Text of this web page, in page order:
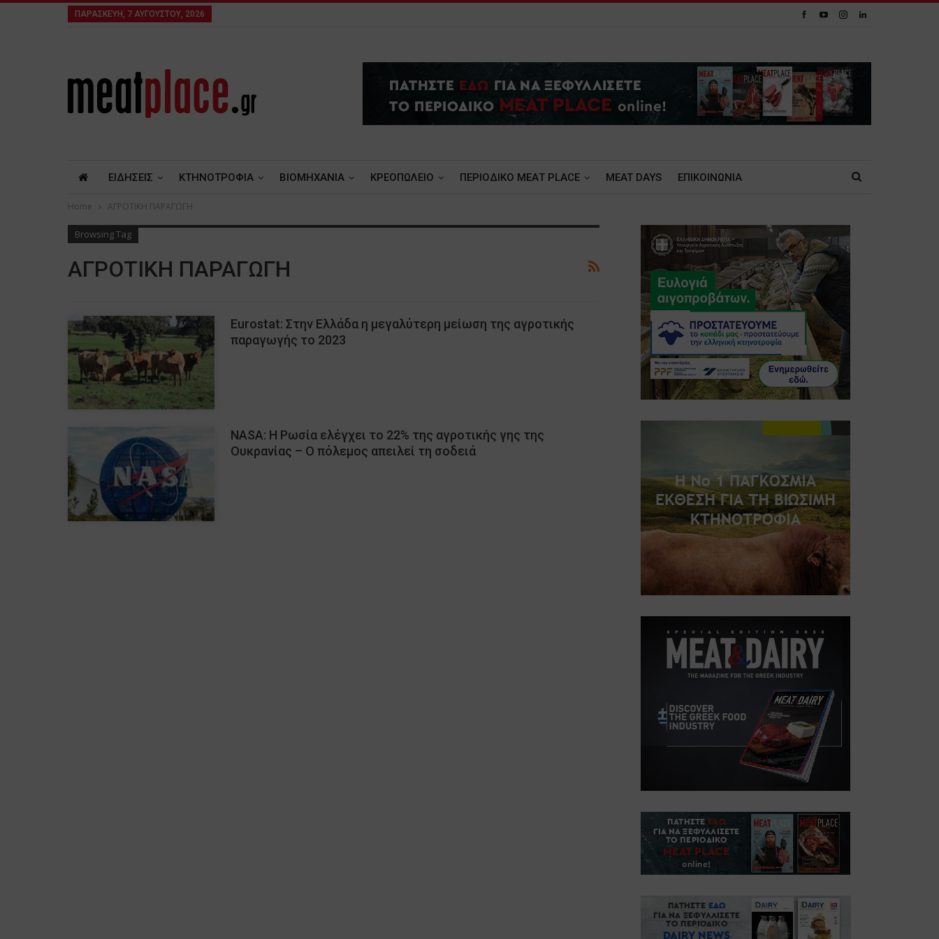
ΠΑΡΑΣΚΕΥΉ, 7 ΑΥΓΟΎΣΤΟΥ, 2026
ΕΙΔΗΣΕΙΣ ΚΤΗΝΟΤΡΟΦΙΑ ΒΙΟΜΗΧΑΝΙΑ ΚΡΕΟΠΩΛΕΙΟ ΠΕΡΙΟΔΙΚΟ ΜΕΑΤ PLACE MEAT DAYS ΕΠΙΚΟΙΝΩΝΙΑ
Home ΑΓΡΟΤΙΚΗ ΠΑΡΑΓΩΓΗ
Browsing Tag
ΑΓΡΟΤΙΚΗ ΠΑΡΑΓΩΓΗ
Eurostat: Στην Ελλάδα η μεγαλύτερη μείωση της αγροτικής
παραγωγής το 2023
NASA: Η Ρωσία ελέγχει το 22% της αγροτικής γης της
Ουκρανίας – Ο πόλεμος απειλεί τη σοδειά